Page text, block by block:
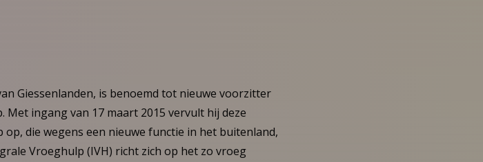
Giessenlanden, is benoemd tot nieuwe voorzitter
ingang van 17 maart 2015 vervult hij deze
op, die wegens een nieuwe functie in het buitenland,
Vroeghulp (IVH) richt zich op het zo vroeg